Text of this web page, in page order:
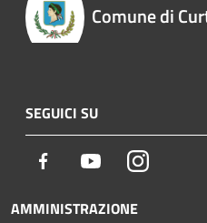
Comune di
SEGUICI SU
Facebook YoutubeInstagram
AMMINISTRAZIONE